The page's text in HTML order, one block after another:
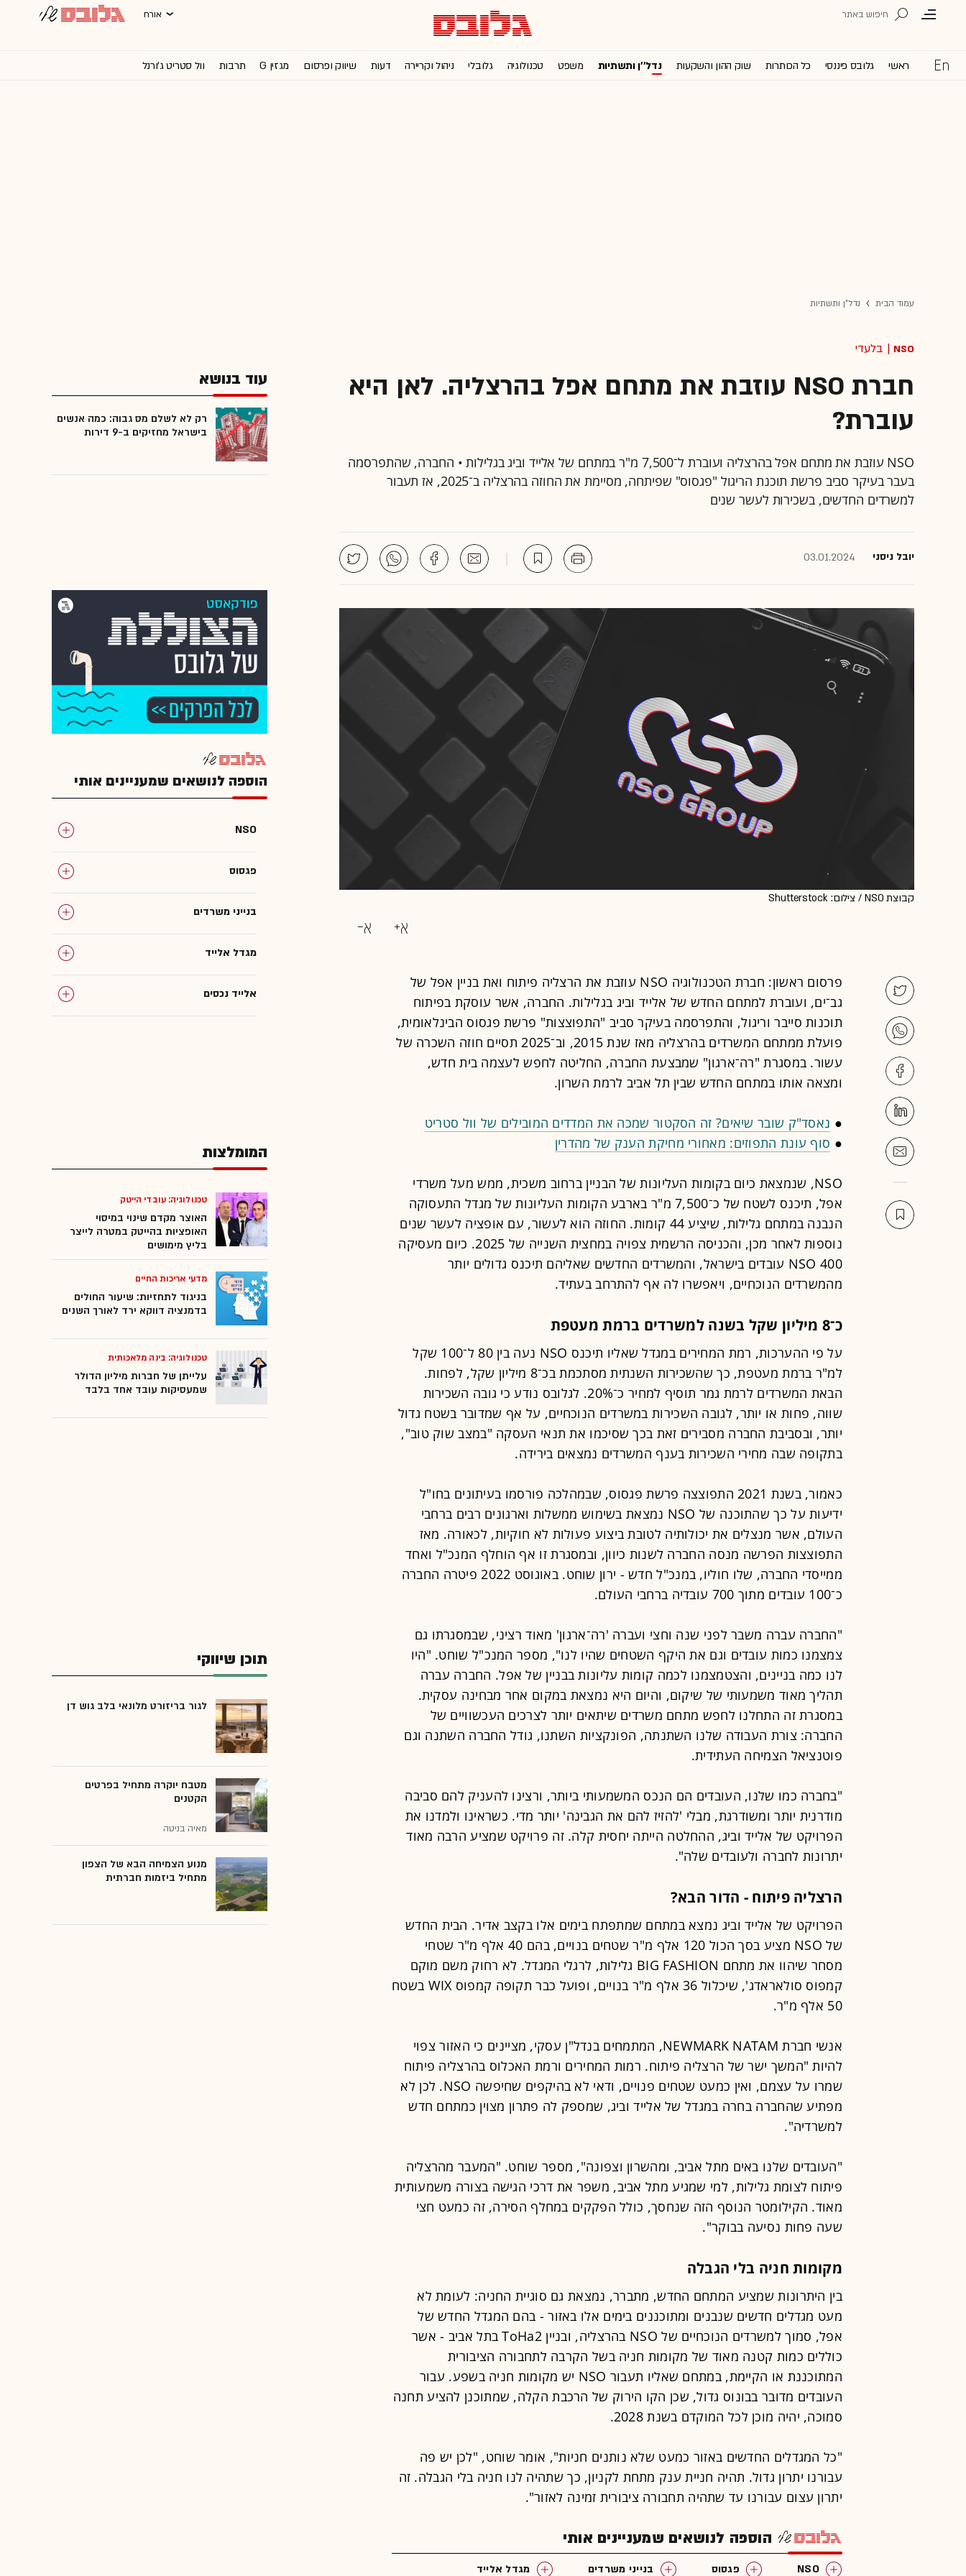
אורח
ראשי גלובס פיננסי כל הכותרות שוק ההון והשקעות נדל''ן ותשתיות משפט טכנולוגיה גלובלי ניהול וקריירה דעות שיווק ופרסום מגזין G תרבות וול סטריט ג'ורנל
עמוד הבית נדל"ן ותשתיות
NSO | בלעדי
חברת NSO עוזבת את מתחם אפל בהרצליה. לאן היא
עוברת?
NSO עוזבת את מתחם אפל בהרצליה ועוברת ל־7,500 מ"ר במתחם של אלייד וביג בגלילות • החברה, שהתפרסמה
בעבר בעיקר סביב פרשת תוכנת הריגול "פגסוס" שפיתחה, מסיימת את החוזה בהרצליה ב־2025, אז תעבור
למשרדים החדשים, בשכירות לעשר שנים
יובל ניסני 03.01.2024
קבוצת NSO / צילום: Shutterstock
פרסום ראשון: חברת הטכנולוגיה NSO עוזבת את הרצליה פיתוח ואת בניין אפל של
גב־ים, ועוברת למתחם החדש של אלייד וביג בגלילות. החברה, אשר עוסקת בפיתוח
תוכנות סייבר וריגול, והתפרסמה בעיקר סביב "התפוצצות" פרשת פגסוס הבינלאומית,
פועלת ממתחם המשרדים בהרצליה מאז שנת 2015, וב־2025 תסיים חוזה השכרה של
עשור. במסגרת "רה־ארגון" שמבצעת החברה, החליטה לחפש לעצמה בית חדש,
ומצאה אותו במתחם החדש שבין תל אביב לרמת השרון.
● נאסד"ק שובר שיאים? זה הסקטור שמכה את המדדים המובילים של וול סטריט
● סוף עונת התפוזים: מאחורי מחיקת הענק של מהדרין
NSO, שנמצאת כיום בקומות העליונות של הבניין ברחוב משכית, ממש מעל משרדי
אפל, תיכנס לשטח של כ־7,500 מ"ר בארבע הקומות העליונות של מגדל התעסוקה
הנבנה במתחם גלילות, שיציע 44 קומות. החוזה הוא לעשור, עם אופציה לעשר שנים
נוספות לאחר מכן, והכניסה הרשמית צפויה במחצית השנייה של 2025. כיום מעסיקה
NSO 400 עובדים בישראל, והמשרדים החדשים שאליהם תיכנס גדולים יותר
מהמשרדים הנוכחיים, ויאפשרו לה אף להתרחב בעתיד.
כ־8 מיליון שקל בשנה למשרדים ברמת מעטפת
על פי ההערכות, רמת המחירים במגדל שאליו תיכנס NSO נעה בין 80 ל־100 שקל
למ"ר ברמת מעטפת, כך שהשכירות השנתית מסתכמת בכ־8 מיליון שקל, לפחות.
הבאת המשרדים לרמת גמר תוסיף למחיר כ־20%. לגלובס נודע כי גובה השכירות
שווה, פחות או יותר, לגובה השכירות במשרדים הנוכחיים, על אף שמדובר בשטח גדול
יותר, ובסביבת החברה מסבירים זאת בכך שסיכמו את תנאי העסקה "במצב שוק טוב",
בתקופה שבה מחירי השכירות בענף המשרדים נמצאים בירידה.
כאמור, בשנת 2021 התפוצצה פרשת פגסוס, שבמהלכה פורסמו בעיתונים בחו"ל
ידיעות על כך שהתוכנה של NSO נמצאת בשימוש ממשלות וארגונים רבים ברחבי
העולם, אשר מנצלים את יכולותיה לטובת ביצוע פעולות לא חוקיות, לכאורה. מאז
התפוצצות הפרשה מנסה החברה לשנות כיוון, ובמסגרת זו אף הוחלף המנכ"ל ואחד
ממייסדי החברה, שלו חוליו, במנכ"ל חדש - ירון שוחט. באוגוסט 2022 פיטרה החברה
כ־100 עובדים מתוך 700 עובדיה ברחבי העולם.
"החברה עברה משבר לפני שנה וחצי ועברה 'רה־ארגון' מאוד רציני, שבמסגרתו גם
צמצמנו כמות עובדים וגם את היקף השטחים שהיו לנו", מספר המנכ"ל שוחט. "היו
לנו כמה בניינים, והצטמצמנו לכמה קומות עליונות בבניין של אפל. החברה עברה
תהליך מאוד משמעותי של שיקום, והיום היא נמצאת במקום אחר מבחינה עסקית.
במסגרת זה התחלנו לחפש מתחם משרדים שיתאים יותר לצרכים העכשוויים של
החברה: צורת העבודה שלנו השתנתה, הפונקציות השתנו, גודל החברה השתנה וגם
פוטנציאל הצמיחה העתידית.
"בחברה כמו שלנו, העובדים הם הנכס המשמעותי ביותר, ורצינו להעניק להם סביבה
מודרנית יותר ומשודרגת, מבלי 'להזיז להם את הגבינה' יותר מדי. כשראינו ולמדנו את
הפרויקט של אלייד וביג, ההחלטה הייתה יחסית קלה. זה פרויקט שמציע הרבה מאוד
יתרונות לחברה ולעובדים שלה".
הרצליה פיתוח - הדור הבא?
הפרויקט של אלייד וביג נמצא במתחם שמתפתח בימים אלו בקצב אדיר. הבית החדש
של NSO מציע בסך הכול 120 אלף מ"ר שטחים בנויים, בהם 40 אלף מ"ר שטחי
מסחר שיהוו את מתחם BIG FASHION גלילות, לרגלי המגדל. לא רחוק משם מוקם
קמפוס סולאראדג', שיכלול 36 אלף מ"ר בנויים, ופועל כבר תקופה קמפוס WIX בשטח
50 אלף מ"ר.
אנשי חברת NEWMARK NATAM, המתמחים בנדל"ן עסקי, מציינים כי האזור צפוי
להיות "המשך ישר של הרצליה פיתוח. רמות המחירים ורמת האכלוס בהרצליה פיתוח
שמרו על עצמם, ואין כמעט שטחים פנויים, ודאי לא בהיקפים שחיפשה NSO. לכן לא
מפתיע שהחברה בחרה במגדל של אלייד וביג, שמספק לה פתרון מצוין כמתחם חדש
למשרדיה".
"העובדים שלנו באים מתל אביב, ומהשרון וצפונה", מספר שוחט. "המעבר מהרצליה
פיתוח לצומת גלילות, למי שמגיע מתל אביב, משפר את דרכי הגישה בצורה משמעותית
מאוד. הקילומטר הנוסף הזה שנחסך, כולל הפקקים במחלף הסירה, זה כמעט חצי
שעה פחות נסיעה בבוקר".
מקומות חניה בלי הגבלה
בין היתרונות שמציע המתחם החדש, מתברר, נמצאת גם סוגיית החניה: לעומת לא
מעט מגדלים חדשים שנבנים ומתוכננים בימים אלו באזור - בהם המגדל החדש של
אפל, סמוך למשרדים הנוכחיים של NSO בהרצליה, ובניין ToHa2 בתל אביב - אשר
כוללים כמות קטנה מאוד של מקומות חניה בשל הקרבה לתחבורה הציבורית
המתוכננת או הקיימת, במתחם שאליו תעבור NSO יש מקומות חניה בשפע. עבור
העובדים מדובר בבונוס גדול, שכן הקו הירוק של הרכבת הקלה, שמתוכנן להציע תחנה
סמוכה, יהיה מוכן לכל המוקדם בשנת 2028.
"כל המגדלים החדשים באזור כמעט שלא נותנים חניות", אומר שוחט, "לכן יש פה
עבורנו יתרון גדול. תהיה חניית ענק מתחת לקניון, כך שתהיה לנו חניה בלי הגבלה. זה
יתרון עצום עבורנו עד שתהיה תחבורה ציבורית זמינה לאזור".
הוספה לנושאים שמעניינים אותי
NSO פגסוס בנייני משרדים מגדל אלייד
עוד בנושא
רק לא לשלם מס גבוה: כמה אנשים
בישראל מחזיקים ב-9 דירות
הוספה לנושאים שמעניינים אותי
NSO
פגסוס
בנייני משרדים
מגדל אלייד
אלייד נכסים
שכירות
המומלצות
טכנולוגיה: עובדי הייטק
האוצר מקדם שינוי במיסוי
האופציות בהייטק במטרה לייצר
בליץ מימושים
מדעי אריכות החיים
בניגוד לתחזיות: שיעור החולים
בדמנציה דווקא ירד לאורך השנים
טכנולוגיה: בינה מלאכותית
עלייתן של חברות מיליון הדולר
שמעסיקות עובד אחד בלבד
תוכן שיווקי
לגור בריזורט מלונאי בלב גוש דן
מטבח יוקרה מתחיל בפרטים
הקטנים
מאיה בניטה
מנוע הצמיחה הבא של הצפון
מתחיל ביזמות חברתית